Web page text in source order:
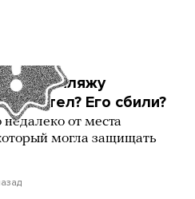
по пляжу
летел? Его сбили?
от места
могла защищать